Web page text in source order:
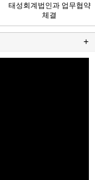
태성회계법인과 업무협약
체결
+